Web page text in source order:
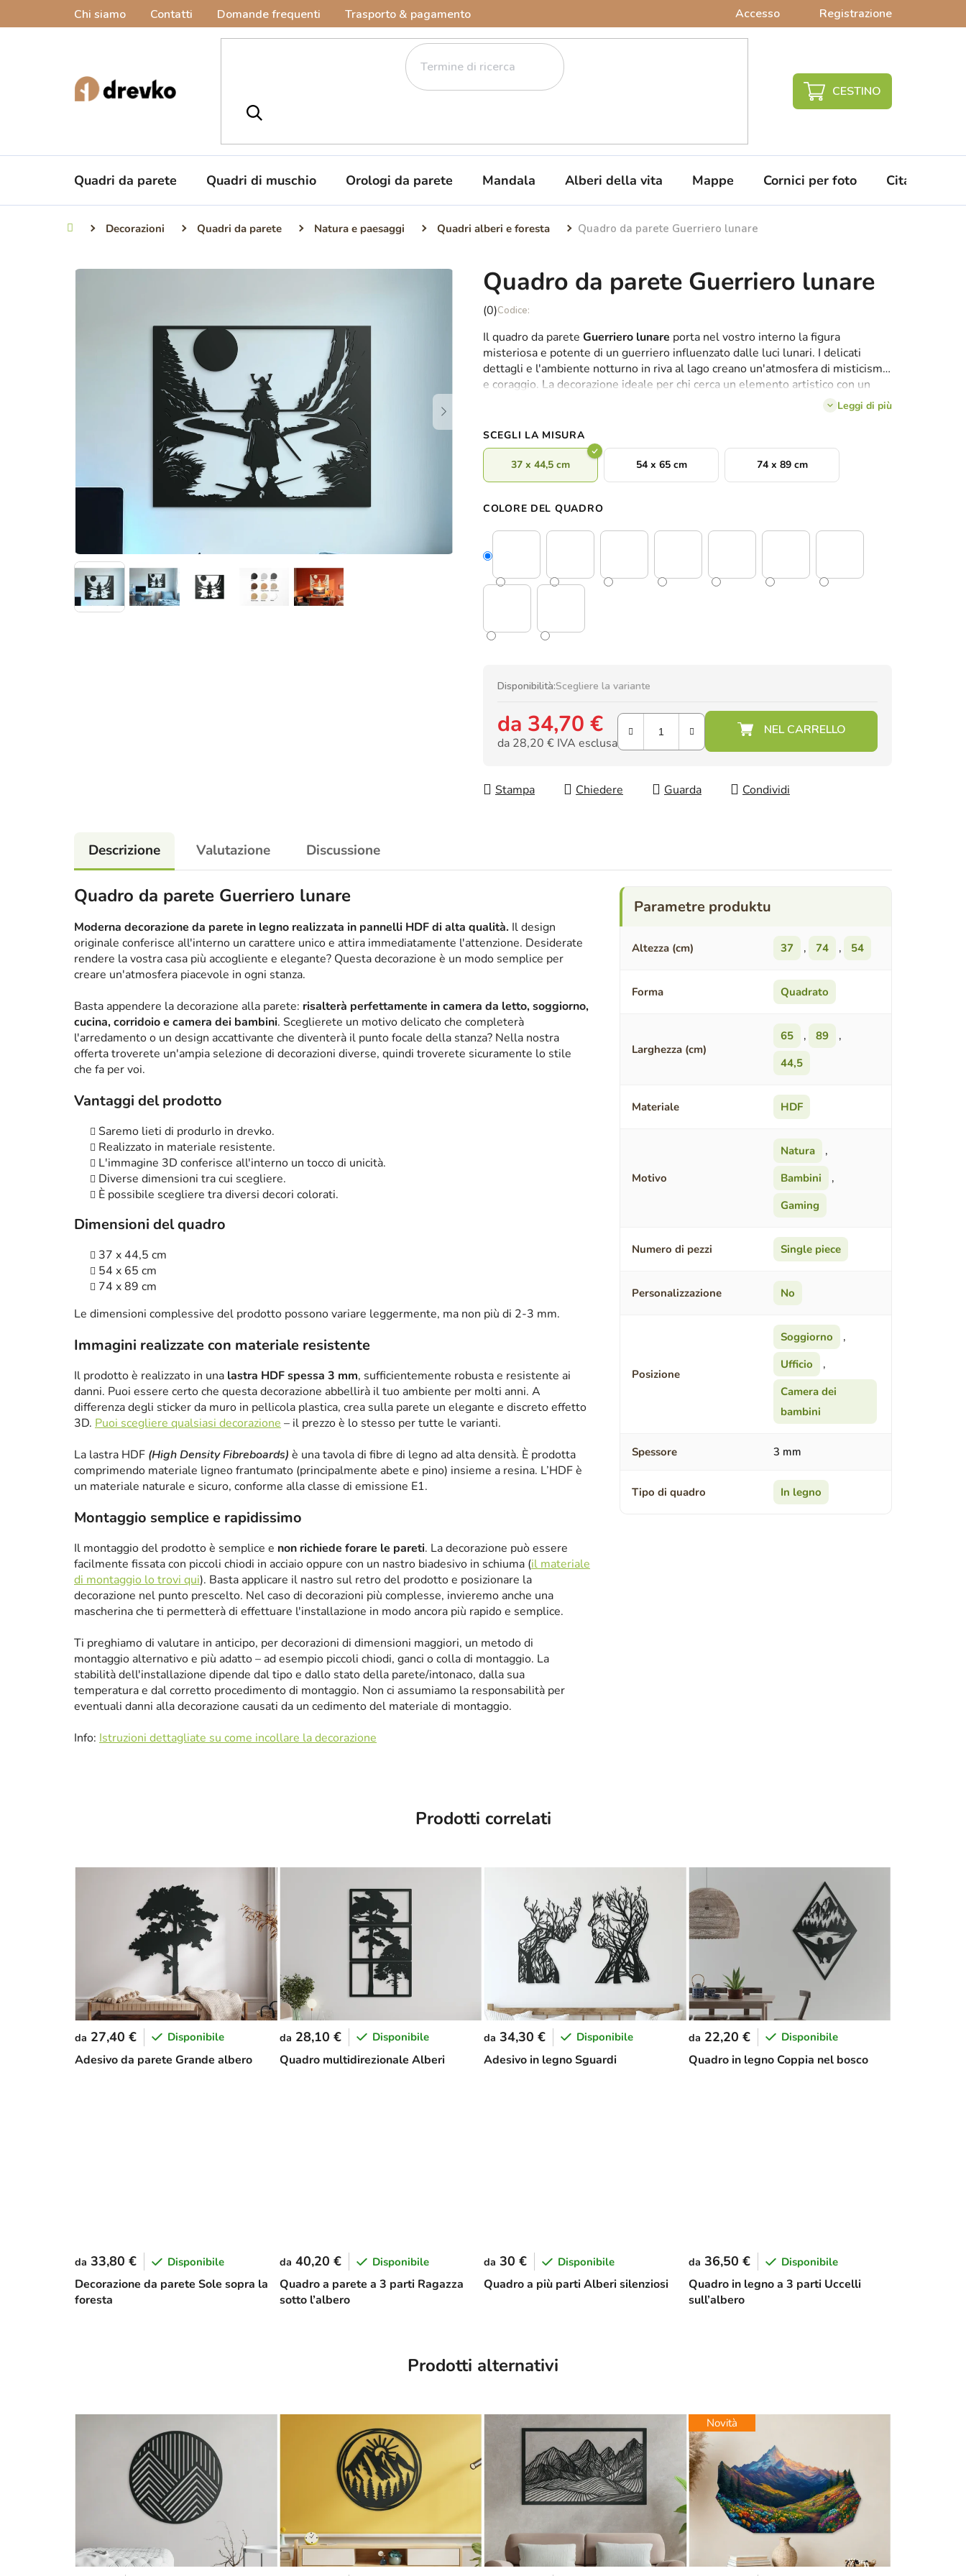
Chi siamo Contatti Domande frequenti Trasporto & pagamento Accesso Registrazione
CARRELLO
SPESA
Quadri da parete Quadri di muschio Orologi da parete Mandala Alberi della vita Mappe Cornici per foto Citazioni da
Casa Decorazioni Quadri da parete Natura e paesaggi Quadri alberi e foresta Quadro da parete Guerriero lunare
Quadro da parete Guerriero lunare
La
media
del
prodotto
è
5
stelle.
(0)
Il quadro da parete Guerriero lunare porta nel vostro interno la figura
misteriosa e potente di un guerriero influenzato dalle luci lunari. I delicati
dettagli e l'ambiente notturno in riva al lago creano un'atmosfera di misticismo
e coraggio. La decorazione ideale per chi cerca un elemento artistico con un
Leggi di più
SCEGLI LA MISURA
37 x 44,5 cm 54 x 65 cm 74 x 89 cm
COLORE DEL QUADRO
Disponibilità:Scegliere la variante
da 34,70 €
da 28,20 € IVA esclusa
Stampa
Chiedere Guarda Condividi
Descrizione Valutazione Discussione
Quadro da parete Guerriero lunare
Moderna decorazione da parete in legno realizzata in pannelli HDF di alta qualità. Il design
originale conferisce all'interno un carattere unico e attira immediatamente l'attenzione. Desiderate
rendere la vostra casa più accogliente e elegante? Questa decorazione è un modo semplice per
creare un'atmosfera piacevole in ogni stanza.
Basta appendere la decorazione alla parete: risalterà perfettamente in camera da letto, soggiorno,
cucina, corridoio e camera dei bambini. Sceglierete un motivo delicato che completerà
l'arredamento o un design accattivante che diventerà il punto focale della stanza? Nella nostra
offerta troverete un'ampia selezione di decorazioni diverse, quindi troverete sicuramente lo stile
che fa per voi.
Vantaggi del prodotto
Saremo lieti di produrlo in drevko.
Realizzato in materiale resistente.
L'immagine 3D conferisce all'interno un tocco di unicità.
Diverse dimensioni tra cui scegliere.
È possibile scegliere tra diversi decori colorati.
Dimensioni del quadro
37 x 44,5 cm
54 x 65 cm
74 x 89 cm
Le dimensioni complessive del prodotto possono variare leggermente, ma non più di 2-3 mm.
Immagini realizzate con materiale resistente
Il prodotto è realizzato in una lastra HDF spessa 3 mm, sufficientemente robusta e resistente ai
danni. Puoi essere certo che questa decorazione abbellirà il tuo ambiente per molti anni. A
differenza degli sticker da muro in pellicola plastica, crea sulla parete un elegante e discreto effetto
3D. Puoi scegliere qualsiasi decorazione – il prezzo è lo stesso per tutte le varianti.
La lastra HDF (High Density Fibreboards) è una tavola di fibre di legno ad alta densità. È prodotta
comprimendo materiale ligneo frantumato (principalmente abete e pino) insieme a resina. L’HDF è
un materiale naturale e sicuro, conforme alla classe di emissione E1.
Montaggio semplice e rapidissimo
Il montaggio del prodotto è semplice e non richiede forare le pareti. La decorazione può essere
facilmente fissata con piccoli chiodi in acciaio oppure con un nastro biadesivo in schiuma (il materiale
di montaggio lo trovi qui). Basta applicare il nastro sul retro del prodotto e posizionare la
decorazione nel punto prescelto. Nel caso di decorazioni più complesse, invieremo anche una
mascherina che ti permetterà di effettuare l'installazione in modo ancora più rapido e semplice.
Ti preghiamo di valutare in anticipo, per decorazioni di dimensioni maggiori, un metodo di
montaggio alternativo e più adatto – ad esempio piccoli chiodi, ganci o colla di montaggio. La
stabilità dell'installazione dipende dal tipo e dallo stato della parete/intonaco, dalla sua
temperatura e dal corretto procedimento di montaggio. Non ci assumiamo la responsabilità per
eventuali danni alla decorazione causati da un cedimento del materiale di montaggio.
Info: Istruzioni dettagliate su come incollare la decorazione
Altezza (cm) 37 , 74 , 54
Forma Quadrato
Larghezza (cm)
65 , 89
,
44,5
Materiale HDF
Motivo
Natura
,
Bambini
,
Gaming
Numero di pezzi Single piece
Personalizzazione No
Posizione
Soggiorno
,
Ufficio
,
Camera dei
bambini
Spessore 3 mm
Tipo di quadro In legno
Prodotti correlati
Adesivo da parete Grande albero
da 27,40 € Disponibile
Quadro multidirezionale Alberi
da 28,10 € Disponibile
Adesivo in legno Sguardi
da 34,30 € Disponibile
Quadro in legno Coppia nel bosco
da 22,20 € Disponibile
Decorazione da parete Sole sopra la
foresta
da 33,80 € Disponibile
Quadro a parete a 3 parti Ragazza
sotto l’albero
da 40,20 € Disponibile
Quadro a più parti Alberi silenziosi
da 30 € Disponibile
Quadro in legno a 3 parti Uccelli
sull’albero
da 36,50 € Disponibile
Prodotti alternativi
Novità